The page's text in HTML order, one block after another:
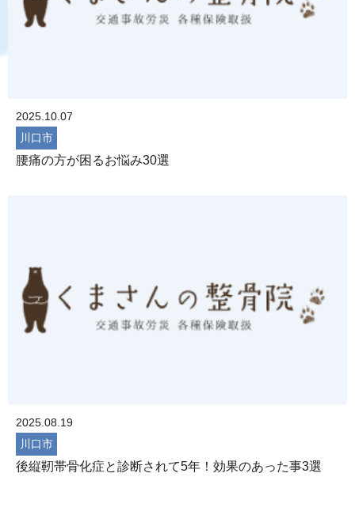
2025.10.07
川口市
腰痛の方が困るお悩み30選
2025.08.19
川口市
後縦靭帯骨化症と診断されて5年！効果のあった事3選